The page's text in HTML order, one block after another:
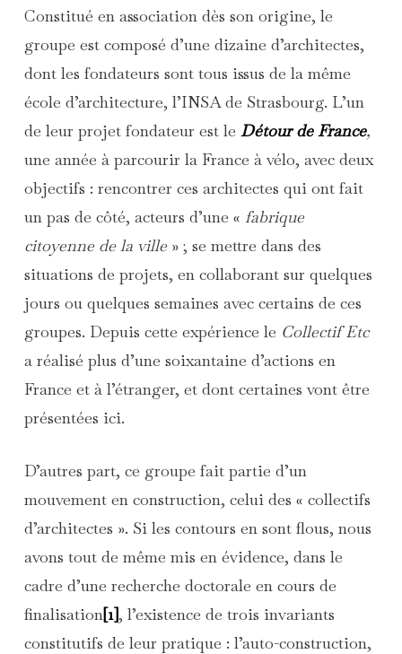
Constitué en association dès son origine, le
groupe est composé d’une dizaine d’architectes,
dont les fondateurs sont tous issus de la même
école d’architecture, l’INSA de Strasbourg. L’un
de leur projet fondateur est le Détour de France,
une année à parcourir la France à vélo, avec deux
objectifs : rencontrer ces architectes qui ont fait
un pas de côté, acteurs d’une « fabrique
citoyenne de la ville » ; se mettre dans des
situations de projets, en collaborant sur quelques
jours ou quelques semaines avec certains de ces
groupes. Depuis cette expérience le Collectif Etc
a réalisé plus d’une soixantaine d’actions en
France et à l’étranger, et dont certaines vont être
présentées ici.
D’autres part, ce groupe fait partie d’un
mouvement en construction, celui des « collectifs
d’architectes ». Si les contours en sont flous, nous
avons tout de même mis en évidence, dans le
cadre d’une recherche doctorale en cours de
finalisation[1], l’existence de trois invariants
constitutifs de leur pratique : l’auto-construction,